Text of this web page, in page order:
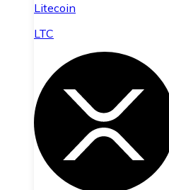
Litecoin
LTC